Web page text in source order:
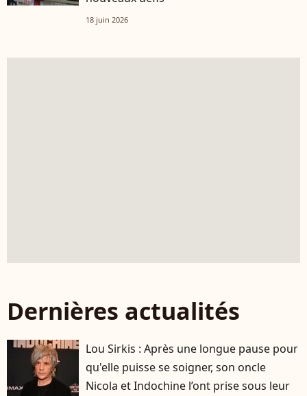
18 juin 2026
Dernières actualités
Lou Sirkis : Après une longue pause pour
qu'elle puisse se soigner, son oncle
Nicola et Indochine l’ont prise sous leur